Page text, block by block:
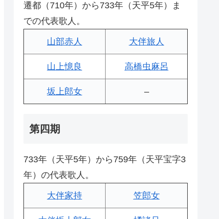
遷都（710年）から733年（天平5年）ま
での代表歌人。
山部赤人 大伴旅人
山上憶良 高橋虫麻呂
坂上郎女 –
第四期
733年（天平5年）から759年（天平宝字3
年）の代表歌人。
大伴家持 笠郎女